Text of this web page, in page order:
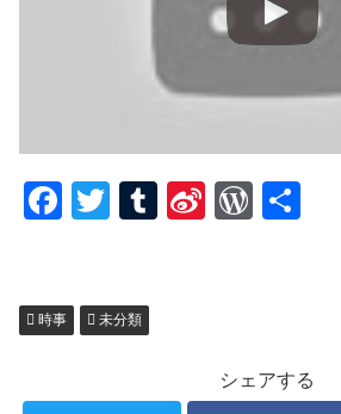
Fa
ok
T
r
T
Si
W
s
時事 未分類
シェアする